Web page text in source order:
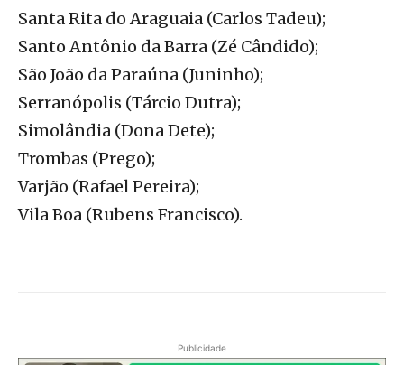
Santa Rita do Araguaia (Carlos Tadeu);
Santo Antônio da Barra (Zé Cândido);
São João da Paraúna (Juninho);
Serranópolis (Tárcio Dutra);
Simolândia (Dona Dete);
Trombas (Prego);
Varjão (Rafael Pereira);
Vila Boa (Rubens Francisco).
Publicidade